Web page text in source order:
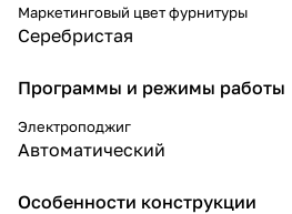
Маркетинговый цвет фурнитуры
Серебристая
Программы и режимы работы
Электроподжиг
Автоматический
Особенности конструкции